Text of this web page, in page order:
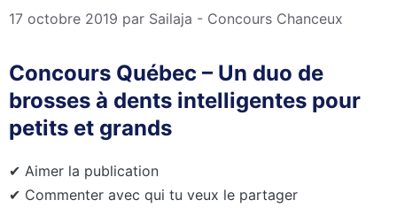
17 octobre 2019 par Sailaja - Concours Chanceux
Concours Québec – Un duo de
brosses à dents intelligentes pour
petits et grands
✔ Aimer la publication
✔ Commenter avec qui tu veux le partager